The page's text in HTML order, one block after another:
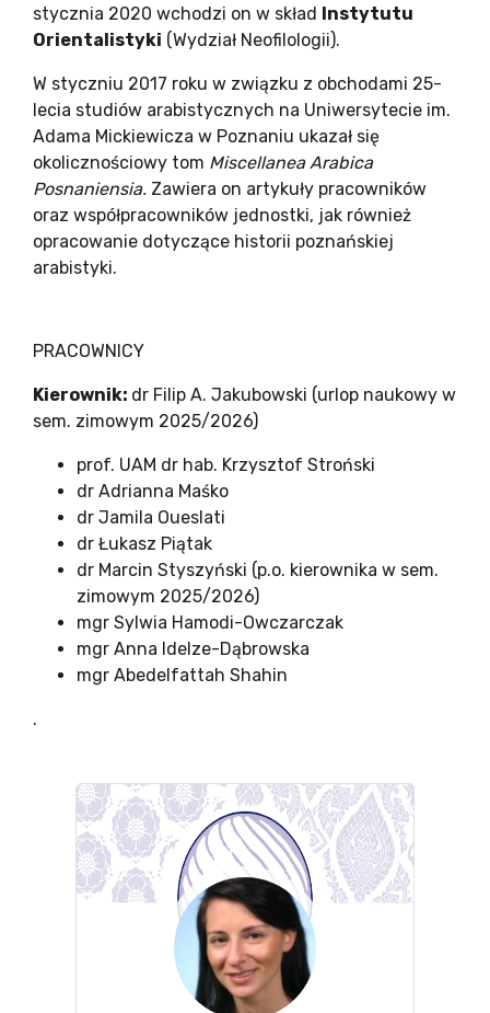
stycznia 2020 wchodzi on w skład
Instytutu
Orientalistyki (Wydział Neofilologii).
W styczniu 2017 roku w związku z obchodami 25-
lecia studiów arabistycznych na Uniwersytecie im.
Adama Mickiewicza w Poznaniu ukazał się
okolicznościowy tom Miscellanea Arabica
Posnaniensia. Zawiera on artykuły pracowników
oraz współpracowników jednostki, jak również
opracowanie dotyczące historii poznańskiej
arabistyki.
PRACOWNICY
Kierownik: dr Filip A. Jakubowski (urlop naukowy w
sem. zimowym 2025/2026)
prof. UAM dr hab. Krzysztof Stroński
dr Adrianna Maśko
dr Jamila Oueslati
dr Łukasz Piątak
dr Marcin Styszyński (p.o. kierownika w sem.
zimowym 2025/2026)
mgr Sylwia Hamodi-Owczarczak
mgr Anna Idelze-Dąbrowska
mgr Abedelfattah Shahin
.